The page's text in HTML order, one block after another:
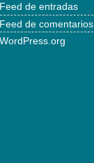
Feed de entradas
Feed de comentarios
WordPress.org